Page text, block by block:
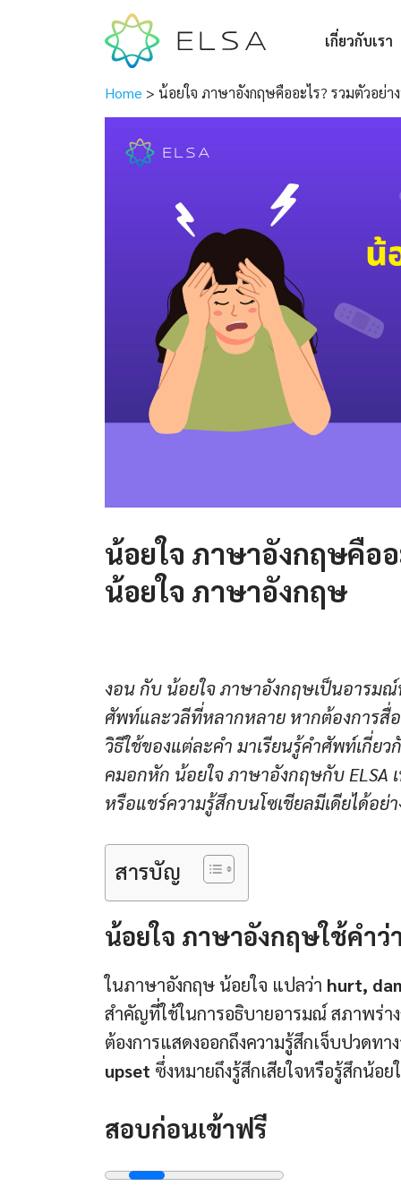
เกี่ยวกับเรา
Home > น้อยใจ ภาษาอังกฤษคืออะไร? รวมตัวอย่
น้อยใจ ภาษาอังกฤษคือ
น้อยใจ ภาษาอังกฤษ
งอน กับ น้อยใจ ภาษาอังกฤษเป็นอารม
ศัพท์และวลีที่หลากหลาย หากต้องการสื่
วิธีใช้ของแต่ละคำ มาเรียนรู้คำศัพท์เกี่ย
คมอกหัก น้อยใจ ภาษาอังกฤษกับ ELSA
หรือแชร์ความรู้สึกบนโซเชียลมีเดียได้อย่
สารบัญ
น้อยใจ ภาษาอังกฤษใช้คำว่
ในภาษาอังกฤษ น้อยใจ แปลว่า hurt,
สำคัญที่ใช้ในการอธิบายอารมณ์ สภาพร่า
ต้องการแสดงออกถึงความรู้สึกเจ็บปวดท
upset ซึ่งหมายถึงรู้สึกเสียใจหรือรู้สึกน้อ
สอบก่อนเข้าฟรี